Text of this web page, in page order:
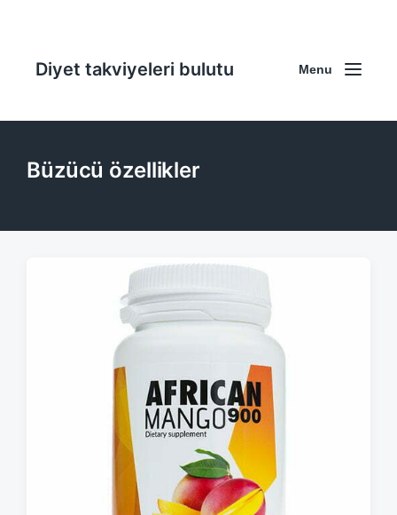
Diyet takviyeleri bulutu Menu
Büzücü özellikler